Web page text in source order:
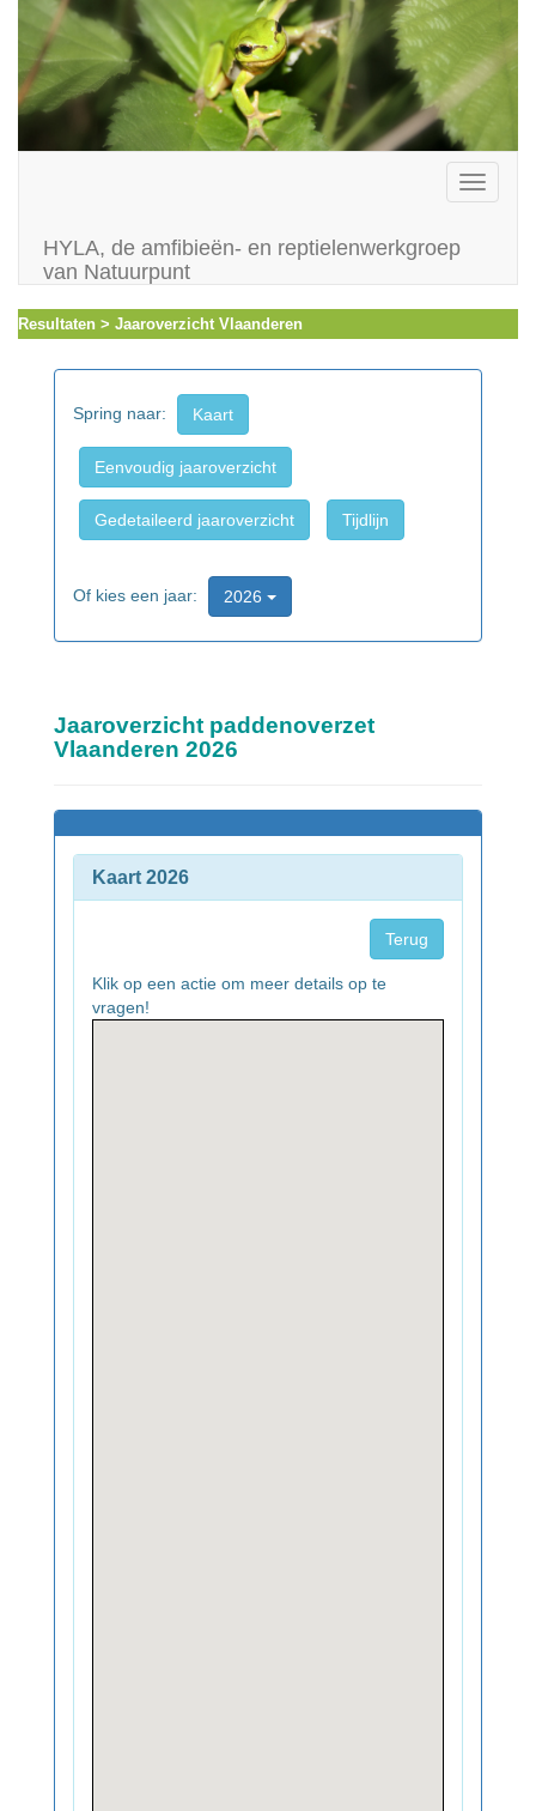
Toggle
HYLA, de amfibieën- en reptielenwerkgroep
van Natuurpunt
Resultaten > Jaaroverzicht Vlaanderen
Spring naar: Kaart
Eenvoudig jaaroverzicht
Gedetaileerd jaaroverzicht Tijdlijn
Of kies een jaar: 2026
Jaaroverzicht paddenoverzet
Vlaanderen 2026
Kaart 2026
Terug
Klik op een actie om meer details op te
vragen!